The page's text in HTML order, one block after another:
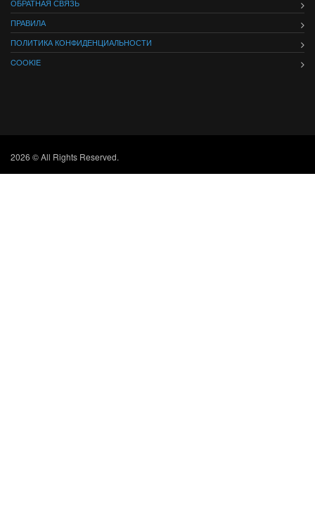
ОБРАТНАЯ СВЯЗЬ
ПРАВИЛА
ПОЛИТИКА КОНФИДЕНЦИАЛЬНОСТИ
COOKIE
2026 © All Rights Reserved.